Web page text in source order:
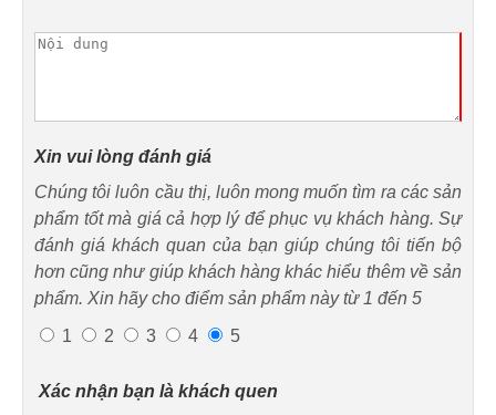
Xin vui lòng đánh giá
Chúng tôi luôn cầu thị, luôn mong muốn tìm ra các sản
phẩm tốt mà giá cả hợp lý để phục vụ khách hàng. Sự
đánh giá khách quan của bạn giúp chúng tôi tiến bộ
hơn cũng như giúp khách hàng khác hiểu thêm về sản
phẩm. Xin hãy cho điểm sản phẩm này từ 1 đến 5
1
2 3 4 5
Xác nhận bạn là khách quen